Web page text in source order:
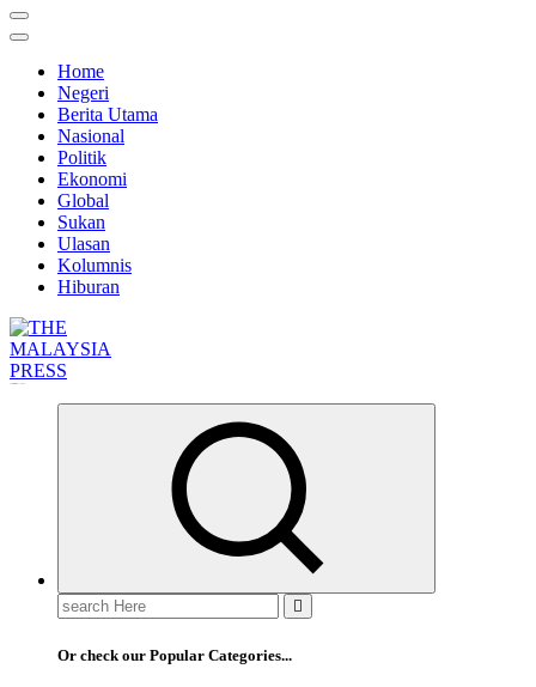
Home
Negeri
Berita Utama
Nasional
Politik
Ekonomi
Global
Sukan
Ulasan
Kolumnis
Hiburan
Search
for:
Or check our Popular Categories...